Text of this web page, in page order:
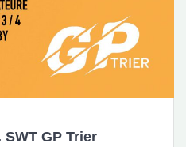
GP Trier